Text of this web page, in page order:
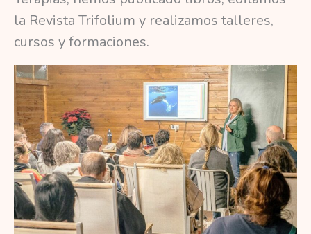
la Revista Trifolium y realizamos talleres,
cursos y formaciones.